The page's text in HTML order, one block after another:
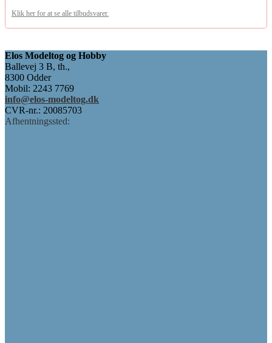
379,00 kr..pris
var:
er:
Klik her for at se alle tilbudsvarer.
Elos Modeltog og Hobby
Ballevej 3 B, th.,
8300 Odder
Mobil: 2243 7769
info@elos-modeltog.dk
CVR-nr.: 20085703
Afhentningssted: